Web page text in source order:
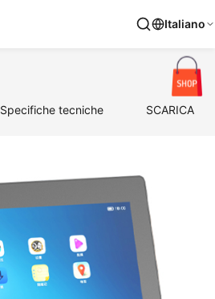
Italiano
Specifiche tecniche SCARICA